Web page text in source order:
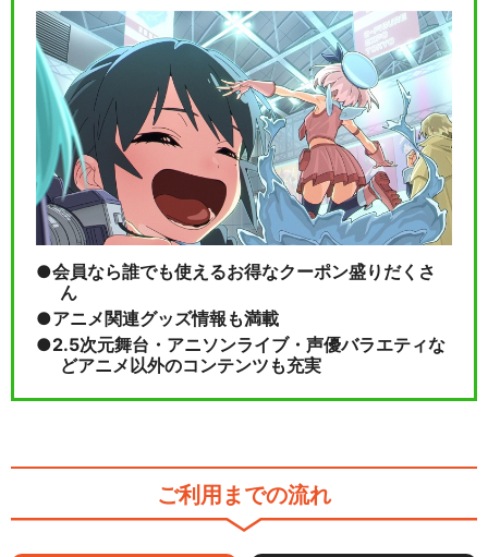
会員なら誰でも使えるお得なクーポン盛りだくさ
ん
アニメ関連グッズ情報も満載
2.5次元舞台・アニソンライブ・声優バラエティな
どアニメ以外のコンテンツも充実
ご利用までの流れ